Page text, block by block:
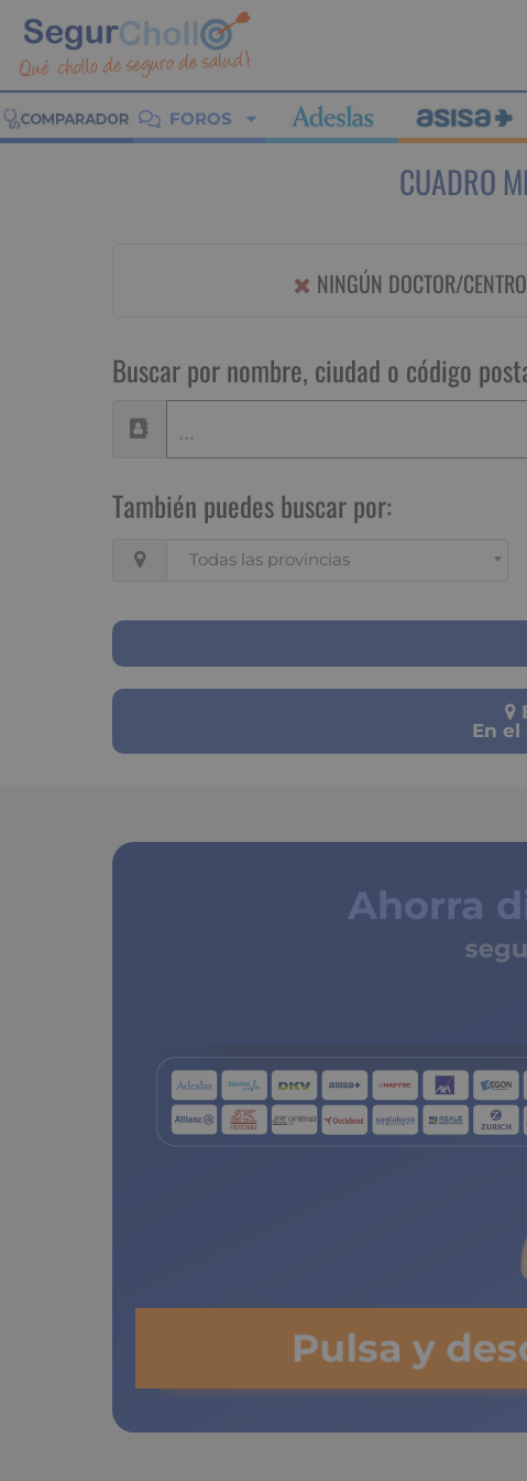
FOROS
CUADRO
NINGÚN DOCTOR/
Buscar por nombre, ciudad o código
También puedes buscar por:
Todas las provincias
En
Ahorra
Pulsa y